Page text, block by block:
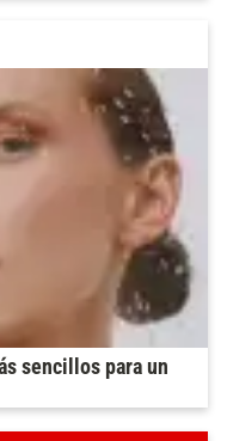
sencillos para un